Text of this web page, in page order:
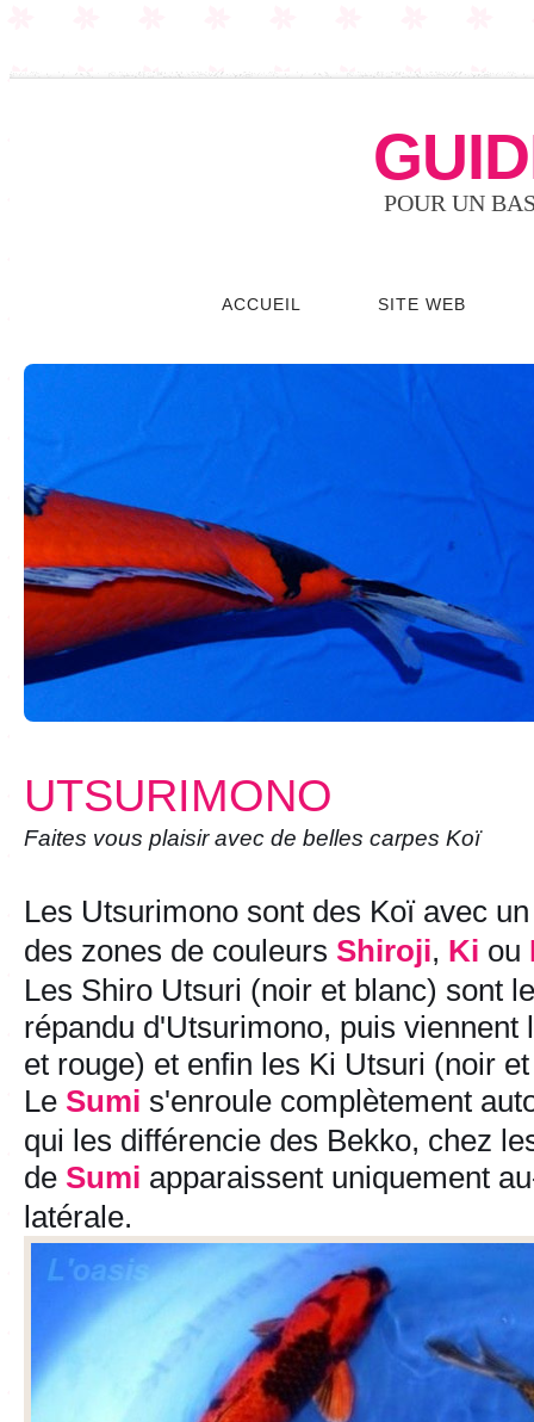
POUR UN
ACCUEIL SITE WEB
UTSURIMONO
Faites vous plaisir avec de belles carpes Koï
Les Utsurimono sont des Koï avec
des zones de couleurs Shiroji, Ki ou
Les Shiro Utsuri (noir et blanc) sont
répandu d'Utsurimono, puis viennent
et rouge) et enfin les Ki Utsuri (noir
Le Sumi s'enroule complètement
qui les différencie des Bekko, chez
de Sumi apparaissent uniquement
latérale.